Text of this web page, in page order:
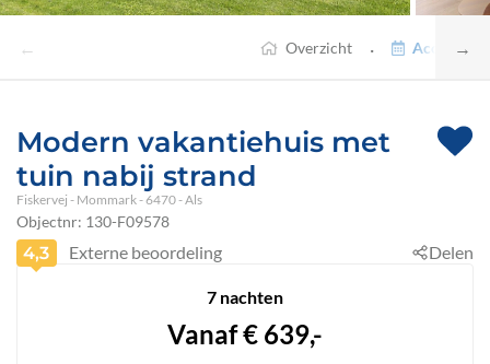
← →
Overzicht ·
Modern vakantiehuis met
tuin nabij strand
Fiskervej - Mommark - 6470 - Als
Objectnr: 130-F09578
4,3 Externe beoordeling Delen
7 nachten
Vanaf€ 639,-